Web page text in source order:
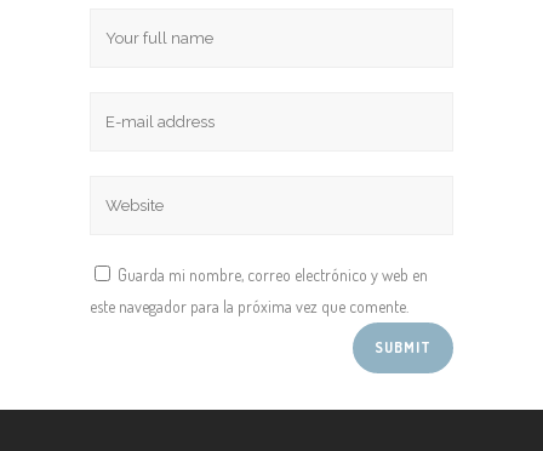
Guarda mi nombre, correo electrónico y web en
este navegador para la próxima vez que comente.